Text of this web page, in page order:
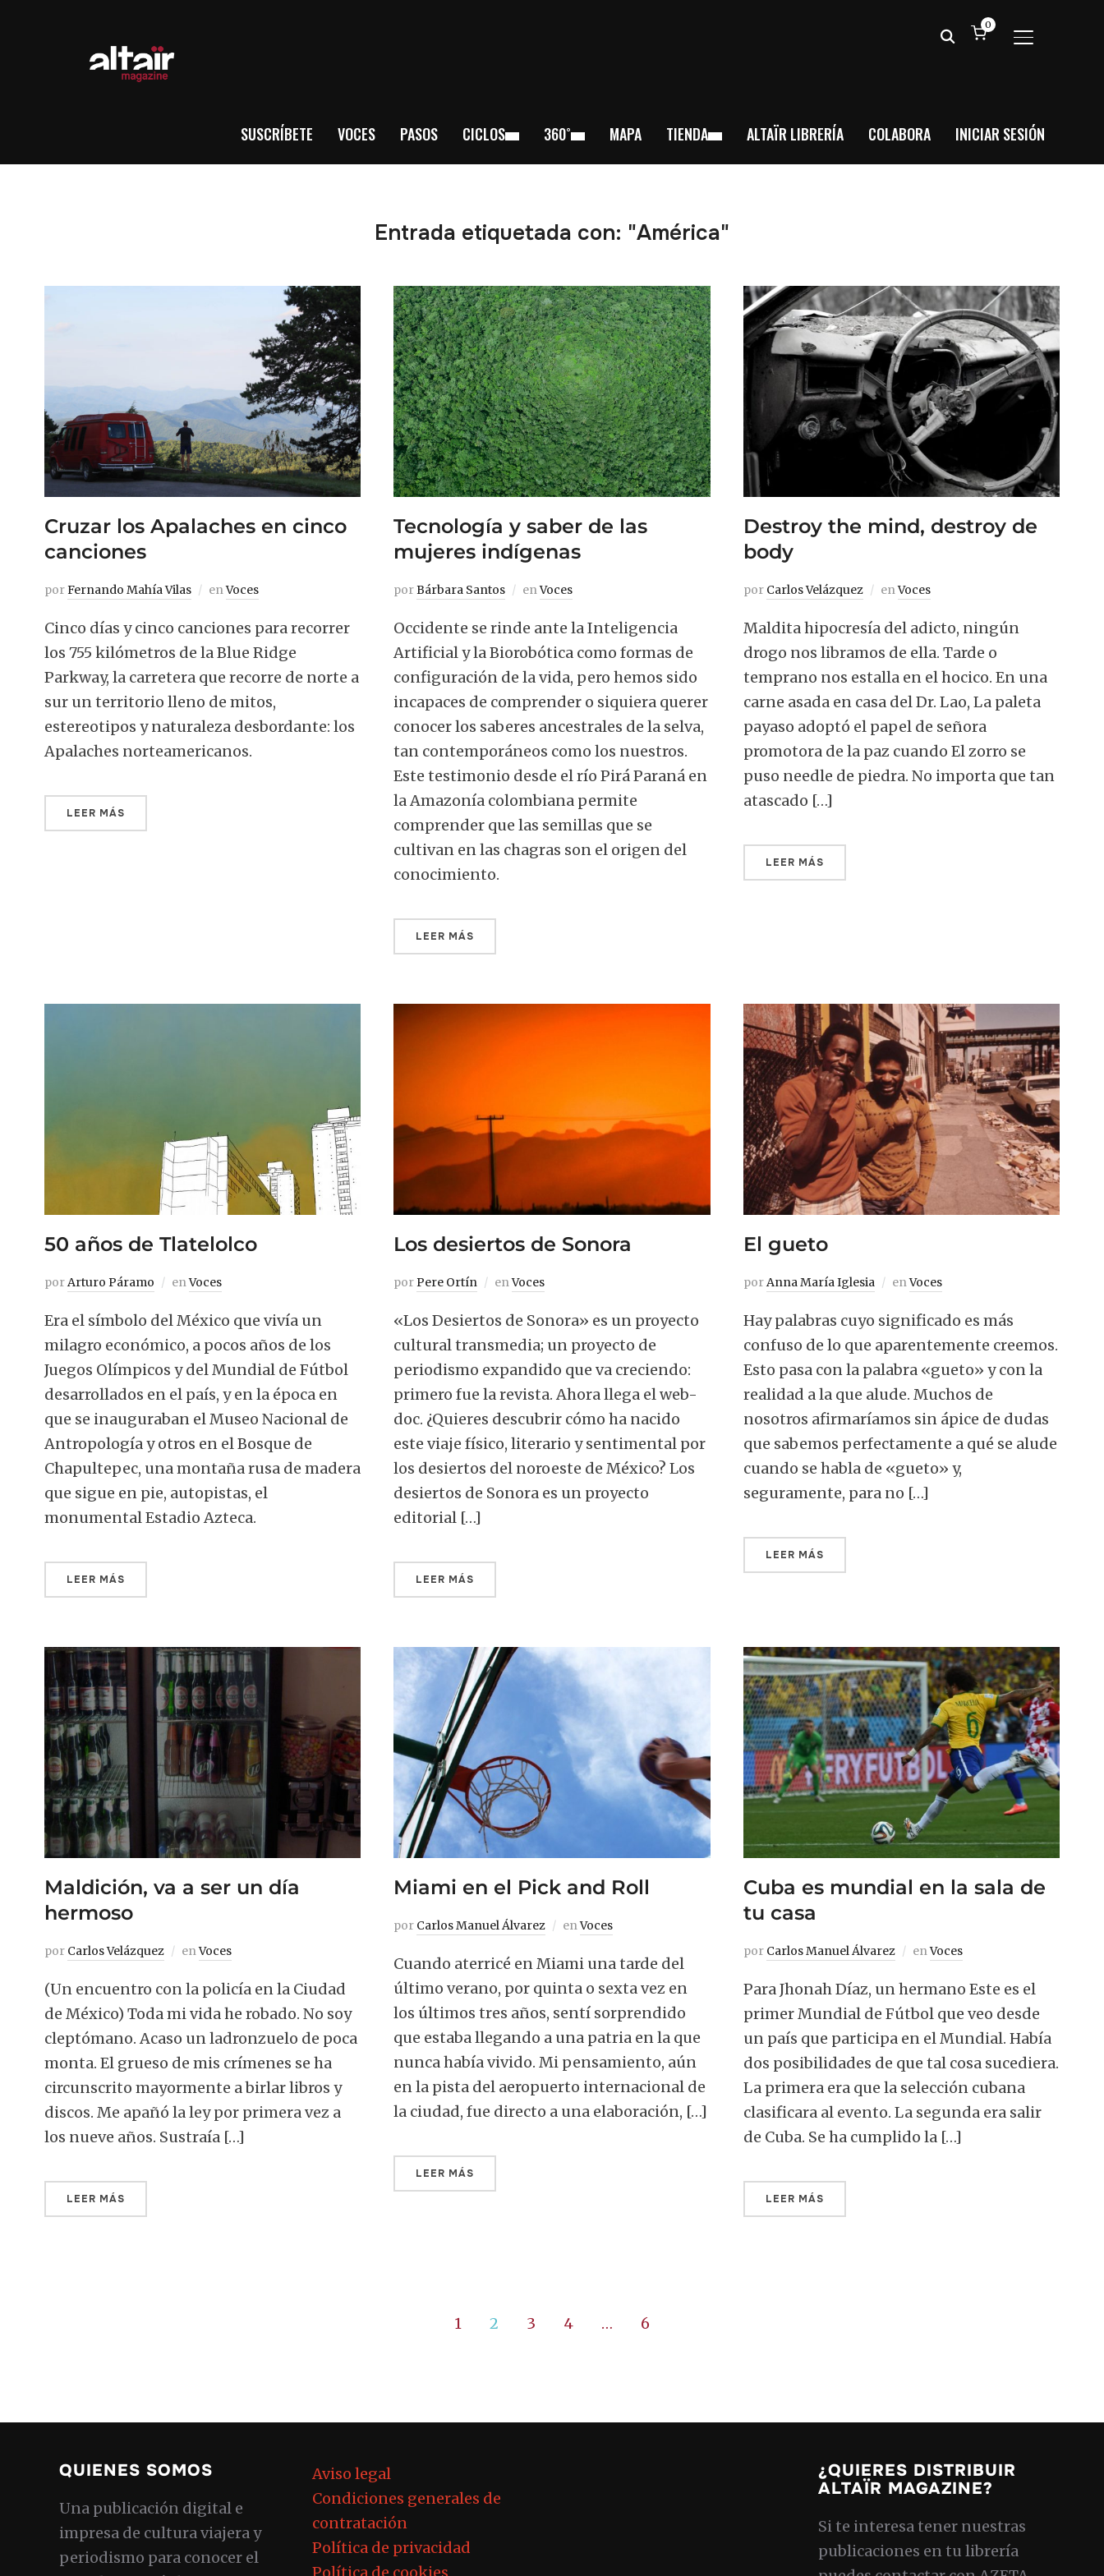
ALTERNAR
0
SUSCRÍBETE VOCES PASOS CICLOS 360˚ MAPA TIENDA ALTAÏR LIBRERÍA COLABORA INICIAR SESIÓN
Entrada etiquetada con: "América"
Cruzar los Apalaches en cinco
canciones
porFernando Mahía Vilas enVoces
Cinco días y cinco canciones para recorrer
los 755 kilómetros de la Blue Ridge
Parkway, la carretera que recorre de norte a
sur un territorio lleno de mitos,
estereotipos y naturaleza desbordante: los
Apalaches norteamericanos.
LEER MÁS
Tecnología y saber de las
mujeres indígenas
porBárbara Santos enVoces
Occidente se rinde ante la Inteligencia
Artificial y la Biorobótica como formas de
configuración de la vida, pero hemos sido
incapaces de comprender o siquiera querer
conocer los saberes ancestrales de la selva,
tan contemporáneos como los nuestros.
Este testimonio desde el río Pirá Paraná en
la Amazonía colombiana permite
comprender que las semillas que se
cultivan en las chagras son el origen del
conocimiento.
LEER MÁS
Destroy the mind, destroy de
body
por Carlos Velázquez enVoces
Maldita hipocresía del adicto, ningún
drogo nos libramos de ella. Tarde o
temprano nos estalla en el hocico. En una
carne asada en casa del Dr. Lao, La paleta
payaso adoptó el papel de señora
promotora de la paz cuando El zorro se
puso needle de piedra. No importa que tan
atascado […]
LEER MÁS
50 años de Tlatelolco
porArturo Páramo enVoces
Era el símbolo del México que vivía un
milagro económico, a pocos años de los
Juegos Olímpicos y del Mundial de Fútbol
desarrollados en el país, y en la época en
que se inauguraban el Museo Nacional de
Antropología y otros en el Bosque de
Chapultepec, una montaña rusa de madera
que sigue en pie, autopistas, el
monumental Estadio Azteca.
LEER MÁS
Los desiertos de Sonora
porPere Ortín enVoces
«Los Desiertos de Sonora» es un proyecto
cultural transmedia; un proyecto de
periodismo expandido que va creciendo:
primero fue la revista. Ahora llega el web-
doc. ¿Quieres descubrir cómo ha nacido
este viaje físico, literario y sentimental por
los desiertos del noroeste de México? Los
desiertos de Sonora es un proyecto
editorial […]
LEER MÁS
El gueto
porAnna María Iglesia enVoces
Hay palabras cuyo significado es más
confuso de lo que aparentemente creemos.
Esto pasa con la palabra «gueto» y con la
realidad a la que alude. Muchos de
nosotros afirmaríamos sin ápice de dudas
que sabemos perfectamente a qué se alude
cuando se habla de «gueto» y,
seguramente, para no […]
LEER MÁS
Maldición, va a ser un día
hermoso
por Carlos Velázquez enVoces
(Un encuentro con la policía en la Ciudad
de México) Toda mi vida he robado. No soy
cleptómano. Acaso un ladronzuelo de poca
monta. El grueso de mis crímenes se ha
circunscrito mayormente a birlar libros y
discos. Me apañó la ley por primera vez a
los nueve años. Sustraía […]
LEER MÁS
Miami en el Pick and Roll
por Carlos Manuel Álvarez enVoces
Cuando aterricé en Miami una tarde del
último verano, por quinta o sexta vez en
los últimos tres años, sentí sorprendido
que estaba llegando a una patria en la que
nunca había vivido. Mi pensamiento, aún
en la pista del aeropuerto internacional de
la ciudad, fue directo a una elaboración, […]
LEER MÁS
Cuba es mundial en la sala de
tu casa
por Carlos Manuel Álvarez enVoces
Para Jhonah Díaz, un hermano Este es el
primer Mundial de Fútbol que veo desde
un país que participa en el Mundial. Había
dos posibilidades de que tal cosa sucediera.
La primera era que la selección cubana
clasificara al evento. La segunda era salir
de Cuba. Se ha cumplido la […]
LEER MÁS
1 2 3 4 … 6
QUIENES SOMOS
Una publicación digital e
impresa de cultura viajera y
periodismo para conocer el
Aviso legal
Condiciones generales de
contratación
Política de privacidad
¿QUIERES DISTRIBUIR
ALTAÏR MAGAZINE?
Si te interesa tener nuestras
publicaciones en tu librería